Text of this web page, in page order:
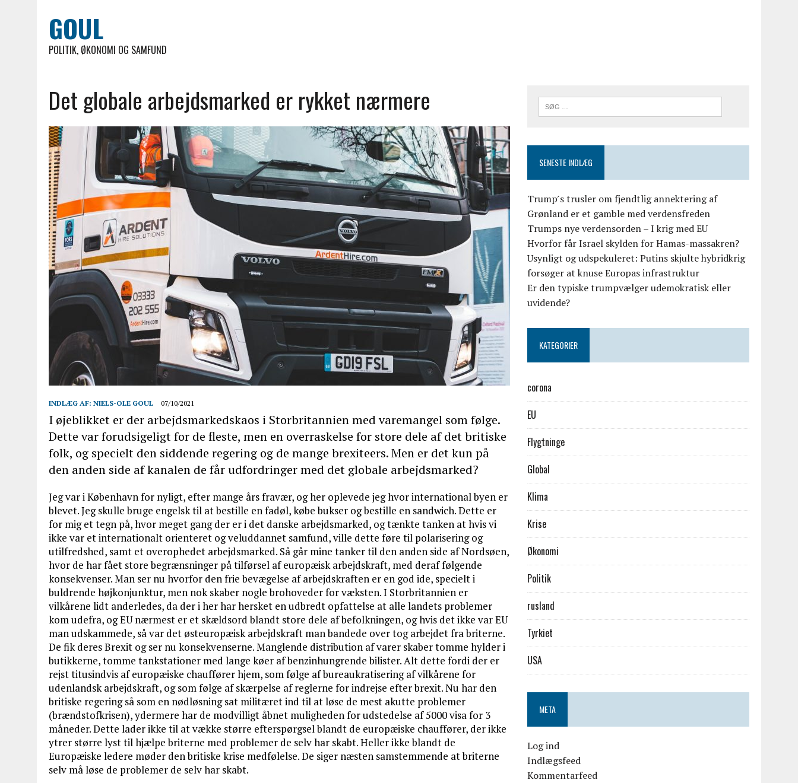
GOUL
POLITIK, ØKONOMI OG SAMFUND
Det globale arbejdsmarked er rykket nærmere
INDLÆG AF: NIELS-OLE GOUL 07/10/2021
I øjeblikket er der arbejdsmarkedskaos i Storbritannien med varemangel som følge.
Dette var forudsigeligt for de fleste, men en overraskelse for store dele af det britiske
folk, og specielt den siddende regering og de mange brexiteers. Men er det kun på
den anden side af kanalen de får udfordringer med det globale arbejdsmarked?
Jeg var i København for nyligt, efter mange års fravær, og her oplevede jeg hvor international byen er
blevet. Jeg skulle bruge engelsk til at bestille en fadøl, købe bukser og bestille en sandwich. Dette er
for mig et tegn på, hvor meget gang der er i det danske arbejdsmarked, og tænkte tanken at hvis vi
ikke var et internationalt orienteret og veluddannet samfund, ville dette føre til polarisering og
utilfredshed, samt et overophedet arbejdsmarked. Så går mine tanker til den anden side af Nordsøen,
hvor de har fået store begrænsninger på tilførsel af europæisk arbejdskraft, med deraf følgende
konsekvenser. Man ser nu hvorfor den frie bevægelse af arbejdskraften er en god ide, specielt i
buldrende højkonjunktur, men nok skaber nogle brohoveder for væksten. I Storbritannien er
vilkårene lidt anderledes, da der i her har hersket en udbredt opfattelse at alle landets problemer
kom udefra, og EU nærmest er et skældsord blandt store dele af befolkningen, og hvis det ikke var EU
man udskammede, så var det østeuropæisk arbejdskraft man bandede over tog arbejdet fra briterne.
De fik deres Brexit og ser nu konsekvenserne. Manglende distribution af varer skaber tomme hylder i
butikkerne, tomme tankstationer med lange køer af benzinhungrende bilister. Alt dette fordi der er
rejst titusindvis af europæiske chauffører hjem, som følge af bureaukratisering af vilkårene for
udenlandsk arbejdskraft, og som følge af skærpelse af reglerne for indrejse efter brexit. Nu har den
britiske regering så som en nødløsning sat militæret ind til at løse de mest akutte problemer
(brændstofkrisen), ydermere har de modvilligt åbnet muligheden for udstedelse af 5000 visa for 3
måneder. Dette lader ikke til at vække større efterspørgsel blandt de europæiske chauffører, der ikke
ytrer større lyst til hjælpe briterne med problemer de selv har skabt. Heller ikke blandt de
Europæiske ledere møder den britiske krise medfølelse. De siger næsten samstemmende at briterne
selv må løse de problemer de selv har skabt.
SENESTE INDLÆG
Trump ́s trusler om fjendtlig annektering af
Grønland er et gamble med verdensfreden
Trumps nye verdensorden – I krig med EU
Hvorfor får Israel skylden for Hamas-massakren?
Usynligt og udspekuleret: Putins skjulte hybridkrig
forsøger at knuse Europas infrastruktur
Er den typiske trumpvælger udemokratisk eller
uvidende?
KATEGORIER
corona
EU
Flygtninge
Global
Klima
Krise
Økonomi
Politik
rusland
Tyrkiet
USA
META
Log ind
Indlægsfeed
Kommentarfeed